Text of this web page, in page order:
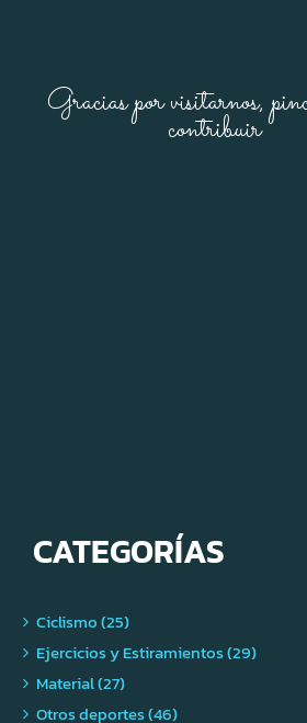
Gracias por visitarnos,
contribuir
CATEGORÍAS
Ciclismo (25)
Ejercicios y Estiramientos (29)
Material (27)
Otros deportes (46)